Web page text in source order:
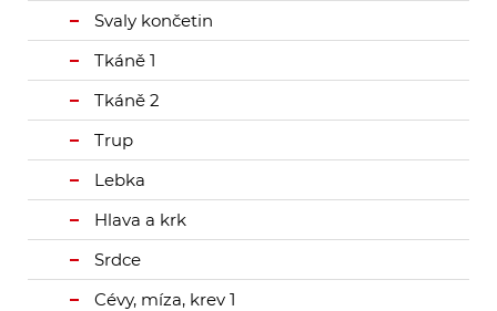
Svaly končetin
Tkáně 1
Tkáně 2
Trup
Lebka
Hlava a krk
Srdce
Cévy, míza, krev 1